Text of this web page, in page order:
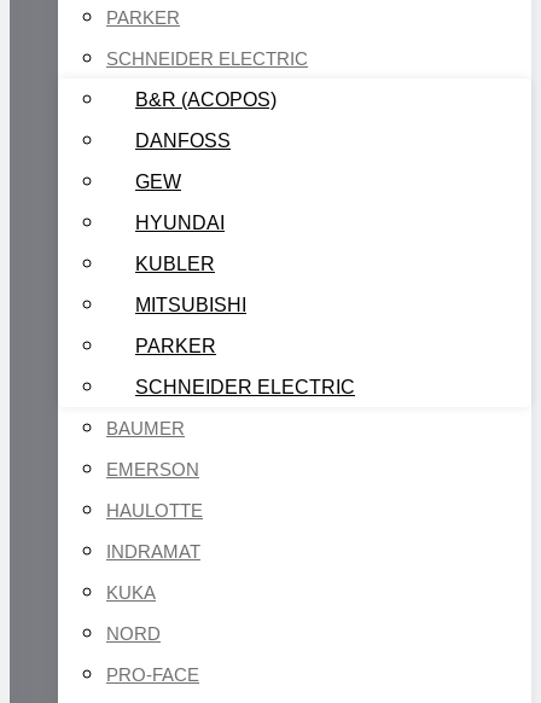
PARKER
SCHNEIDER ELECTRIC
B&R (ACOPOS)
DANFOSS
GEW
HYUNDAI
KUBLER
MITSUBISHI
PARKER
SCHNEIDER ELECTRIC
BAUMER
EMERSON
HAULOTTE
INDRAMAT
KUKA
NORD
PRO-FACE